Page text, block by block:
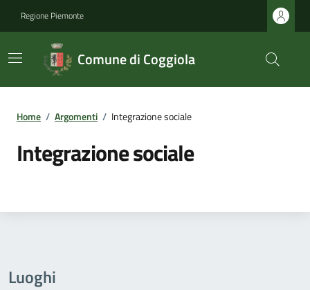
Regione Piemonte
Comune di Coggiola
Home / Argomenti / Integrazione sociale
Integrazione sociale
Luoghi